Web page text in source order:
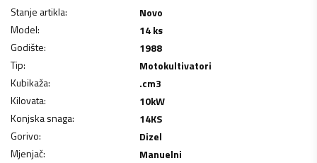
Stanje artikla:
Novo
Model:
14 ks
Godište:
1988
Tip:
Motokultivatori
Kubikaža: .cm3
Kilovata: 10kW
Konjska snaga: 14KS
Gorivo:
Dizel
Mjenjač:
Manuelni